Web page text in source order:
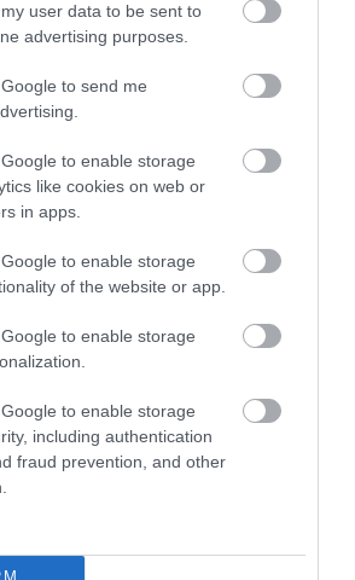
user data to be sent to
advertising purposes.
to send me
to enable storage
like cookies on web or
in apps.
to enable storage
of the website or app.
to enable storage
to enable storage
including authentication
fraud prevention, and other
a legfrissebb hírekről, kövessen
ÜGYEK Google Hírek oldalán!
KATONAI HELIKOPTEREK SEGÍTIK AZ